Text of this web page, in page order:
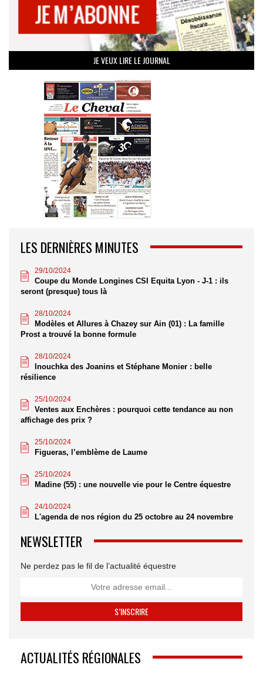
JE VEUX LIRE LE JOURNAL
LES DERNIÈRES MINUTES
29/10/2024
Coupe du Monde Longines CSI Equita Lyon - J-1 : ils
seront (presque) tous là
28/10/2024
Modèles et Allures à Chazey sur Ain (01) : La famille
Prost a trouvé la bonne formule
28/10/2024
Inouchka des Joanins et Stéphane Monier : belle
résilience
25/10/2024
Ventes aux Enchères : pourquoi cette tendance au non
affichage des prix ?
25/10/2024
Figueras, l’emblème de Laume
25/10/2024
Madine (55) : une nouvelle vie pour le Centre équestre
24/10/2024
L'agenda de nos région du 25 octobre au 24 novembre
NEWSLETTER
Ne perdez pas le fil de l’actualité équestre
ACTUALITÉS RÉGIONALES